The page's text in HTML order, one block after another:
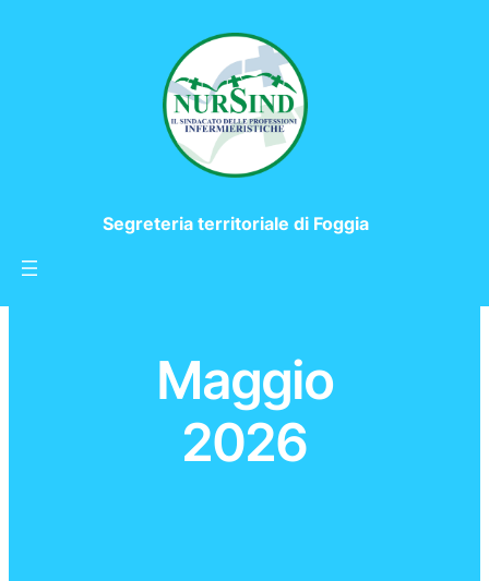
Segreteria territoriale di Foggia
Maggio
2026